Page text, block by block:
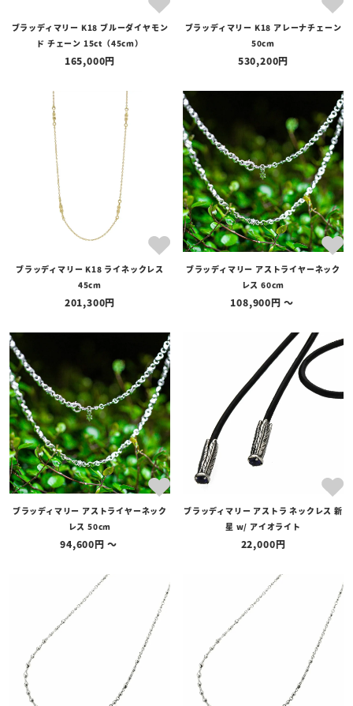
ブラッディマリー K18 ブルーダイヤモン
ド チェーン 15ct（45cm）
165,000
ブラッディマリー K18 アレーナチェーン
50cm
530,200
ブラッディマリー K18 ライネックレス
45cm
201,300
ブラッディマリー アストライヤーネック
レス 60cm
108,900 〜
ブラッディマリー アストライヤーネック
レス 50cm
94,600 〜
ブラッディマリー アストラ ネックレス 新
星 w/ アイオライト
22,000